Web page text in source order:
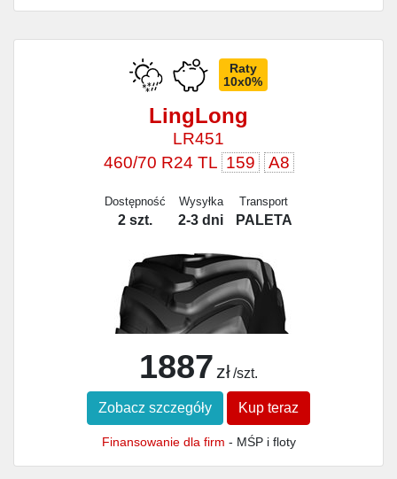
Raty
10x0%
LingLong
LR451
460/70 R24 TL 159 A8
Dostępność
2 szt.
Wysyłka
2-3 dni
Transport
PALETA
1887 zł/szt.
Zobacz szczegóły Kup teraz
Finansowanie dla firm - MŚP i floty